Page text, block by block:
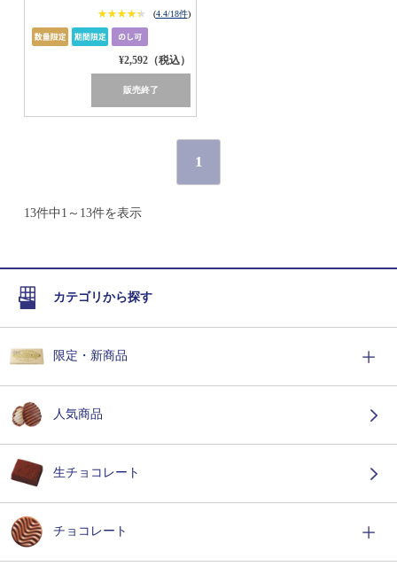
★★★★★
★★★★★ (4.4/18件)
¥2,592（税込）
販売終了
1
13件中1～13件を表示
カテゴリから探す
限定・新商品
人気商品
生チョコレート
チョコレート